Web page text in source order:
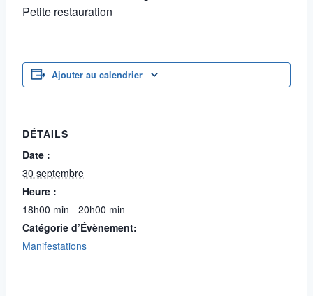
Petite restauration
Ajouter au calendrier
DÉTAILS
Date :
30 septembre
Heure :
18h00 min - 20h00 min
Catégorie d’Évènement:
Manifestations